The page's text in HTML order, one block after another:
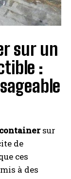
sur un
:
containersur
de
ces
à des